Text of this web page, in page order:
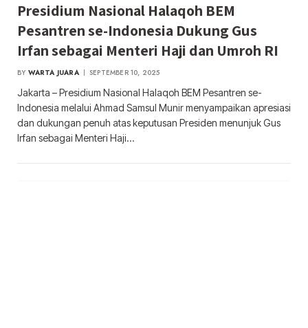
Presidium Nasional Halaqoh BEM
Pesantren se-Indonesia Dukung Gus
Irfan sebagai Menteri Haji dan Umroh RI
BY WARTA JUARA SEPTEMBER 10, 2025
Jakarta – Presidium Nasional Halaqoh BEM Pesantren se-
Indonesia melalui Ahmad Samsul Munir menyampaikan apresiasi
dan dukungan penuh atas keputusan Presiden menunjuk Gus
Irfan sebagai Menteri Haji…